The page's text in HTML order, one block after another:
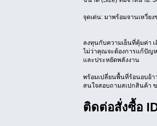
จุดเด่น: มาพร้อมจานเหวี่ย
ลงทุนกับความเย็นที่คุ้มค่า
ไม่ว่าคุณจะต้องการแก้ปัญห
และประหยัดพลังงาน
พร้อมเปลี่ยนพื้นที่ร้อนอบอ้า
สนใจสอบถามสเปกสินค้า
ติดต่อสั่งซื้อ